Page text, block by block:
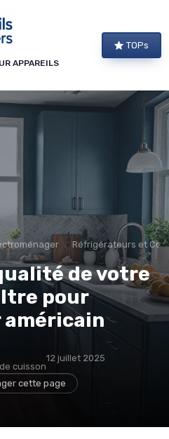
APPAREILS
TOPs
Réfrigérateurs et
de votre
pour
cuisson
12 juillet 2025
cette page
de recevoir la newsletter
offres de ses partenaires.